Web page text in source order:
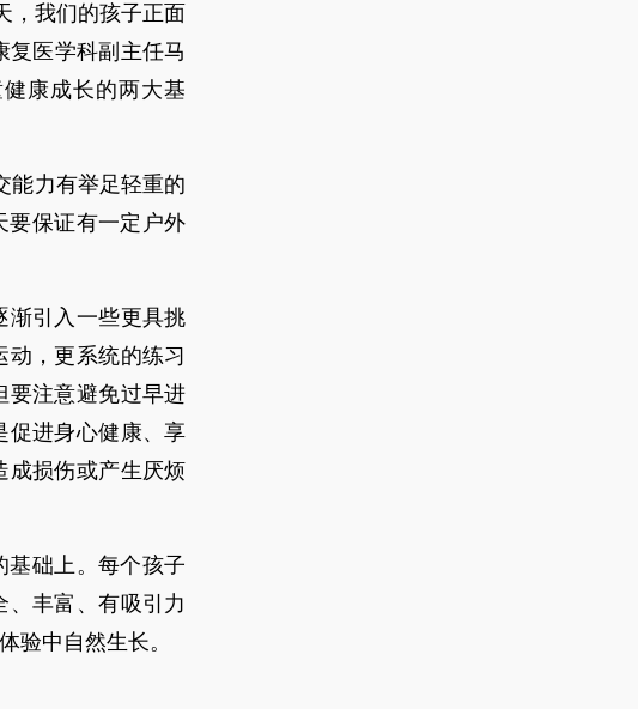
，我们的孩子正面
复医学科副主任马
康成长的两大基
能力有举足轻重的
要保证有一定户外
渐引入一些更具挑
，更系统的练习
要注意避免过早进
促进身心健康、享
成损伤或产生厌烦
基础上。每个孩子
丰富、有吸引力
验中自然生长。